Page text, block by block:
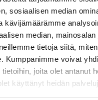
sosiaalisen median
kävijämäärämme
median,
tietoja siitä,
Kumppanimme voivat
joita olet antanut
käyttänyt heidän
ollut virkistävä, mutta
sillä kyseessä oli
ikäisen tyttäremme
pidempi
kerta
mennyt hyvin.
vauva alkoi…